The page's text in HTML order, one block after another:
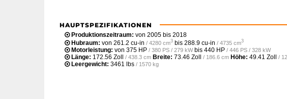
HAUPTSPEZIFIKATIONEN
Produktionszeitraum: von 2005 bis 2018
Hubraum: von 261.2 cu-in / 4280 cm3 bis 288.9 cu-in / 4735 cm3
Motorleistung: von 375 HP / 380 PS / 279 kWbis 440 HP / 446 PS / 328 kW
Länge: 172.56 Zoll / 438.3 cm Breite: 73.46 Zoll / 186.6 cm Höhe: 49.41 Zoll /
Leergewicht‎: 3461 lbs / 1570 kg